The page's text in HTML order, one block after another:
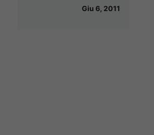
Giu 6, 2011